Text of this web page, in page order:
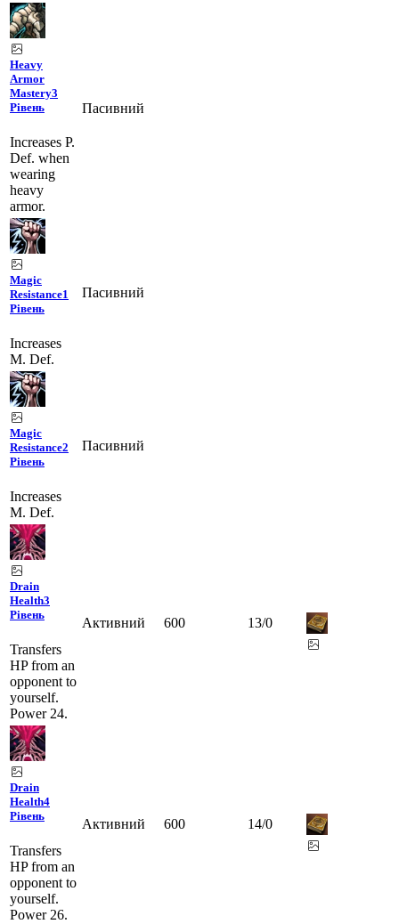
Heavy
Armor
Mastery3
Рівень
Increases P.
Def. when
wearing
heavy
armor.
Пасивний
Magic
Resistance1
Рівень
Increases
M. Def.
Пасивний
Magic
Resistance2
Рівень
Increases
M. Def.
Пасивний
Drain
Health3
Рівень
Transfers
HP from an
opponent to
yourself.
Power 24.
Активний 600 13/0
Drain
Health4
Рівень
Transfers
HP from an
opponent to
yourself.
Power 26.
Активний 600 14/0